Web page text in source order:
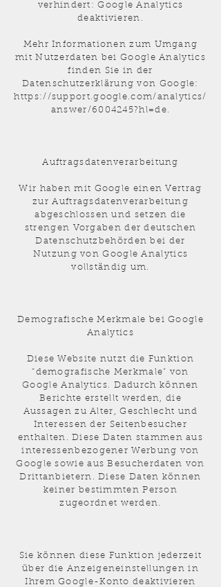
verhindert: Google Analytics
deaktivieren.
Mehr Informationen zum Umgang
mit Nutzerdaten bei Google Analytics
finden Sie in der
Datenschutzerklärung von Google:
https://support.google.com/analytics/
answer/6004245?hl=de.
Auftragsdatenverarbeitung
Wir haben mit Google einen Vertrag
zur Auftragsdatenverarbeitung
abgeschlossen und setzen die
strengen Vorgaben der deutschen
Datenschutzbehörden bei der
Nutzung von Google Analytics
vollständig um.
Demografische Merkmale bei Google
Analytics
Diese Website nutzt die Funktion
“demografische Merkmale” von
Google Analytics. Dadurch können
Berichte erstellt werden, die
Aussagen zu Alter, Geschlecht und
Interessen der Seitenbesucher
enthalten. Diese Daten stammen aus
interessenbezogener Werbung von
Google sowie aus Besucherdaten von
Drittanbietern. Diese Daten können
keiner bestimmten Person
zugeordnet werden.
Sie können diese Funktion jederzeit
über die Anzeigeneinstellungen in
Ihrem Google-Konto deaktivieren